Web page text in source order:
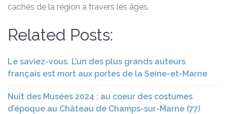
cachés de la région à travers les âges.
Related Posts:
Le saviez-vous. L’un des plus grands auteurs
français est mort aux portes de la Seine-et-Marne
Nuit des Musées 2024 : au coeur des costumes
d’époque au Château de Champs-sur-Marne (77)